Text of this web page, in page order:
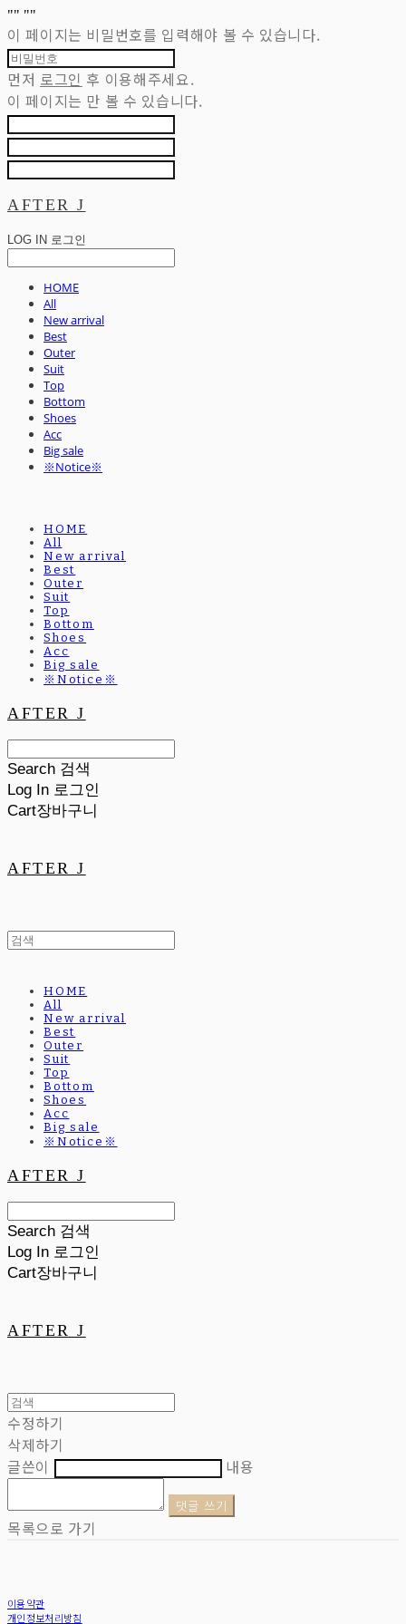
"" ""
이 페이지는 비밀번호를 입력해야 볼 수 있습니다.
먼저 로그인 후 이용해주세요.
이 페이지는 만 볼 수 있습니다.
AFTER J
LOG IN 로그인
HOME
All
New arrival
Best
Outer
Suit
Top
Bottom
Shoes
Acc
Big sale
※Notice※
HOME
All
New arrival
Best
Outer
Suit
Top
Bottom
Shoes
Acc
Big sale
※Notice※
AFTER J
Search 검색
Log In 로그인
Cart장바구니
AFTER J
HOME
All
New arrival
Best
Outer
Suit
Top
Bottom
Shoes
Acc
Big sale
※Notice※
AFTER J
Search 검색
Log In 로그인
Cart장바구니
AFTER J
수정하기
삭제하기
글쓴이
내용
댓글 쓰기
목록으로 가기
이용약관
개인정보처리방침